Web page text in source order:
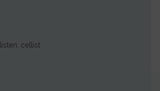
cellist